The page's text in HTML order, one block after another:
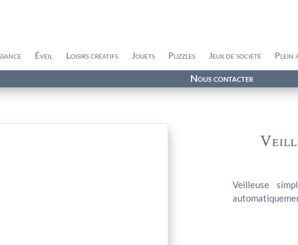
Éveil Loisirs créatifs Jouets Puzzles Jeux de société Plein
Nous contacter
Veilleuse